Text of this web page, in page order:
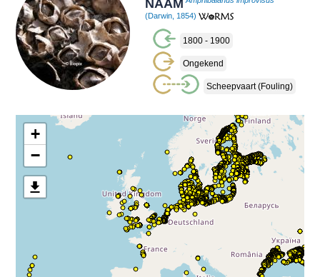
NAAM
(Darwin, 1854)
1800 - 1900
Ongekend
Scheepvaart (fouling)
+
−